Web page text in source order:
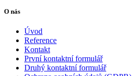
O nás
Úvod
Reference
Kontakt
První kontaktní formulář
Druhý kontaktní formulář